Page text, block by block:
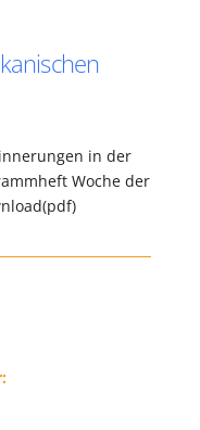
in der
Woche der